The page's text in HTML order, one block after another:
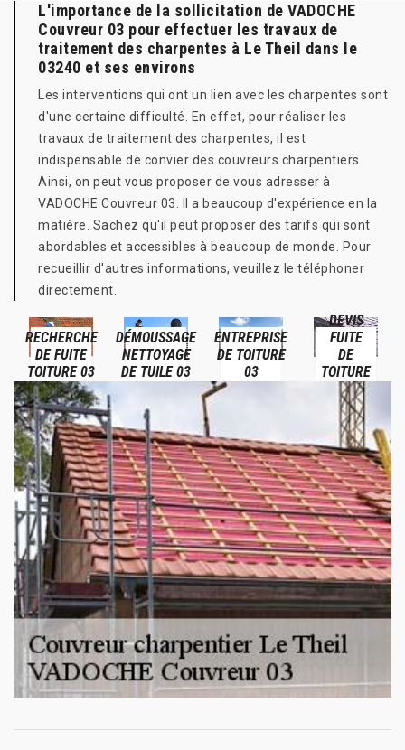
L'importance de la sollicitation de VADOCHE
Couvreur 03 pour effectuer les travaux de
traitement des charpentes à Le Theil dans le
03240 et ses environs
Les interventions qui ont un lien avec les charpentes sont
d'une certaine difficulté. En effet, pour réaliser les
travaux de traitement des charpentes, il est
indispensable de convier des couvreurs charpentiers.
Ainsi, on peut vous proposer de vous adresser à
VADOCHE Couvreur 03. Il a beaucoup d'expérience en la
matière. Sachez qu'il peut proposer des tarifs qui sont
abordables et accessibles à beaucoup de monde. Pour
recueillir d'autres informations, veuillez le téléphoner
directement.
RECHERCHE
DE FUITE
TOITURE 03
DÉMOUSSAGE
NETTOYAGE
DE TUILE 03
ENTREPRISE
DE TOITURE
03
DEVIS
FUITE
DE
TOITURE
03